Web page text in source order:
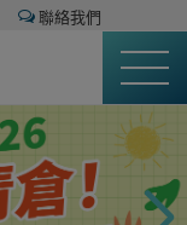
聯絡我們